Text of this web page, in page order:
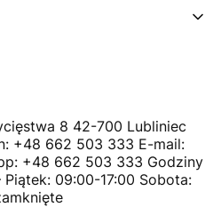
8 42-700 Lubliniec
+48 662 503 333 E-mail:
+48 662 503 333 Godziny
Piątek: 09:00-17:00 Sobota: